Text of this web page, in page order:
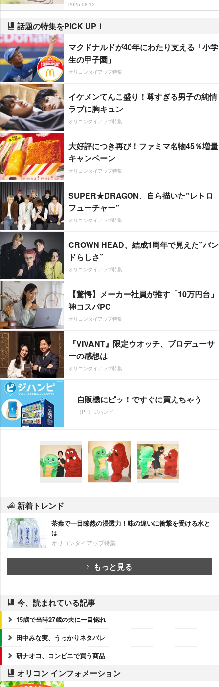
2025-08-12
話題の特集をPICK UP！
マクドナルドが40年にわたり支える「小学
生の甲子園」
オリコンタイアップ特集
イケメンてんこ盛り！尊すぎる男子の純情
ラブに胸キュン
オリコンタイアップ特集
大好評につき再び！ファミマ名物45％増量
キャンペーン
オリコンタイアップ特集
SUPER★DRAGON、自ら描いた”レトロ
フューチャー”
オリコンタイアップ特集
CROWN HEAD、結成1周年で見えた”バン
ドらしさ”
オリコンタイアップ特集
【驚愕】メーカー社員が推す「10万円台」
神コスパPC
オリコンタイアップ特集
『VIVANT』限定ウオッチ、プロデューサ
ーの感想は
オリコンタイアップ特集
自販機にピッ！ですぐに買えちゃう
（PR）ジハンピ
新着トレンド
茶葉で一目瞭然の浸透力！味の違いに衝撃を受ける水と
は
オリコンタイアップ特集
もっと見る
今、読まれている記事
15歳で当時27歳の夫に一目惚れ
田中みな実、うっかりネタバレ
研ナオコ、コンビニで買う商品
オリコン インフォメーション